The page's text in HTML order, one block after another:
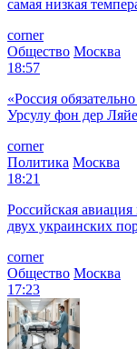
самая низкая
corner
Общество Москва
18:57
«Россия
Урсулу фон дер
corner
Политика Москва
18:21
Российская
двух украинских
corner
Общество Москва
17:23